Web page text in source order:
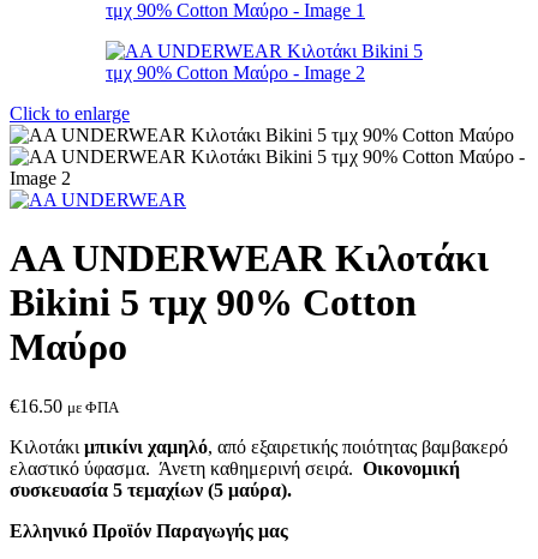
Click to enlarge
AA UNDERWEAR Κιλοτάκι
Bikini 5 τμχ 90% Cotton
Μαύρο
€16.50 με ΦΠΑ
Κιλοτάκι μπικίνι χαμηλό, από εξαιρετικής ποιότητας βαμβακερό
ελαστικό ύφασμα. Άνετη καθημερινή σειρά. Οικονομική
συσκευασία 5 τεμαχίων (5 μαύρα).
Ελληνικό Προϊόν Παραγωγής μας